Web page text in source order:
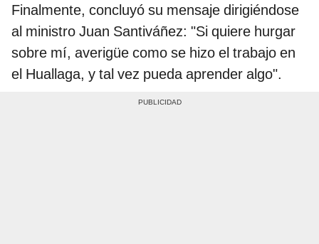
Finalmente, concluyó su mensaje dirigiéndose
al ministro Juan Santiváñez: "Si quiere hurgar
sobre mí, averigüe como se hizo el trabajo en
el Huallaga, y tal vez pueda aprender algo".